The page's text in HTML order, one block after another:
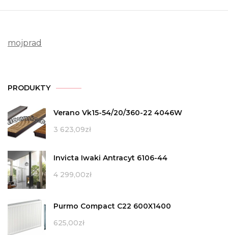
mojprad
PRODUKTY
Verano Vk15-54/20/360-22 4046W
3 623,09zł
Invicta Iwaki Antracyt 6106-44
4 299,00zł
Purmo Compact C22 600X1400
625,00zł